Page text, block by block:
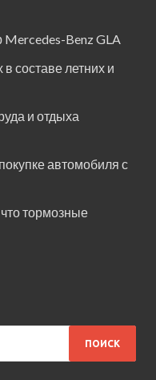
Benz GLA
составе летних и
и отдыха
автомобиля с
что тормозные